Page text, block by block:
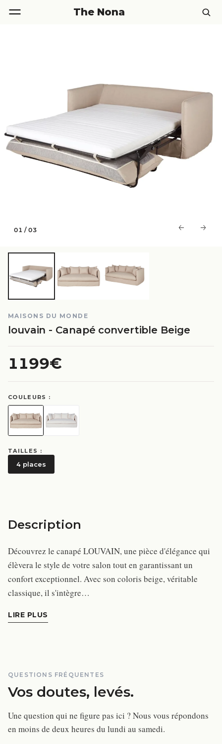
The Nona
01 /03
MAISONS DU MONDE
louvain - Canapé convertible Beige
1199€
COULEURS :
TAILLES :
4 places
Description
Découvrez le canapé LOUVAIN, une pièce d'élégance qui
élèvera le style de votre salon tout en garantissant un
confort exceptionnel. Avec son coloris beige, véritable
classique, il s'intègre…
LIRE PLUS
QUESTIONS FRÉQUENTES
Vos doutes, levés.
Une question qui ne figure pas ici ? Nous vous répondons
en moins de deux heures du lundi au samedi.